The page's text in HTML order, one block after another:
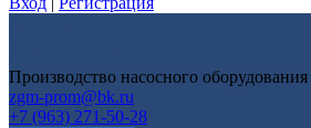
Производство насосного
zgm-prom@bk.ru
+7 (963) 271-50-28